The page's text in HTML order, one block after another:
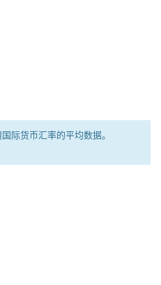
际货币汇率的平均数据。